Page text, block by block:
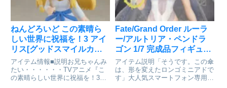
ねんどろいど この素晴ら
しい世界に祝福を！3 アイ
リス[グッドスマイルカン
パニー]が予約受付中
アイテム情報■説明お兄ちゃんみ
たい・・・・・・TVアニメ『こ
の素晴らしい世界に祝福を！3』
Fate/Grand Order ルーラ
ー/アルトリア・ペンドラ
ゴン 1/7 完成品フィギュア
が予約受付締切間近
アイテム説明「そうです。この傘
は、形を変えたロンゴミニアドで
す」大人気スマートフォン専用ロ